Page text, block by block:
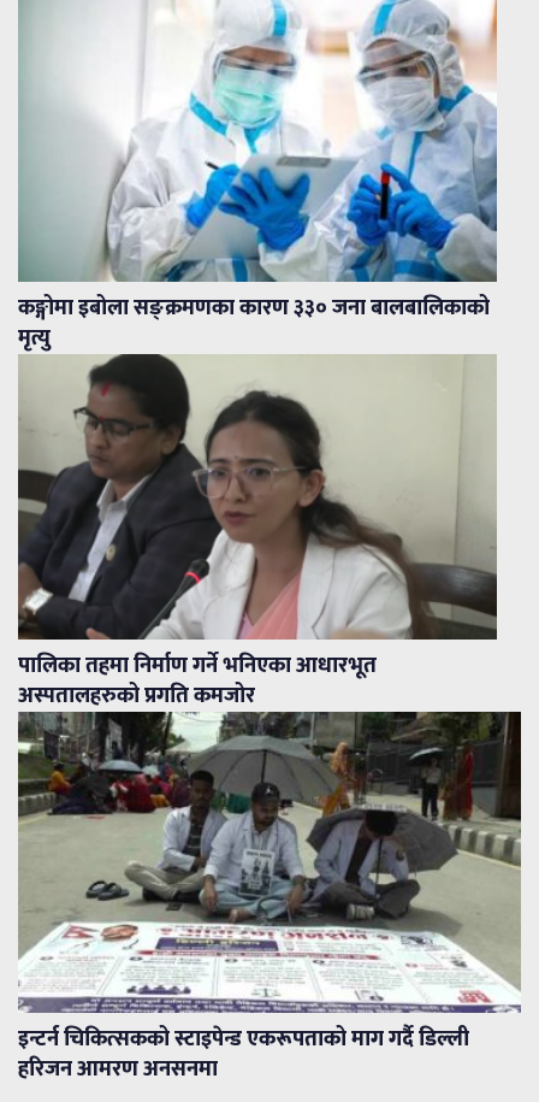
कङ्गोमा इबोला सङ्क्रमणका कारण ३३० जना बालबालिकाको
मृत्यु
पालिका तहमा निर्माण गर्ने भनिएका आधारभूत
अस्पतालहरुको प्रगति कमजोर
इन्टर्न चिकित्सकको स्टाइपेन्ड एकरूपताको माग गर्दै डिल्ली
हरिजन आमरण अनसनमा